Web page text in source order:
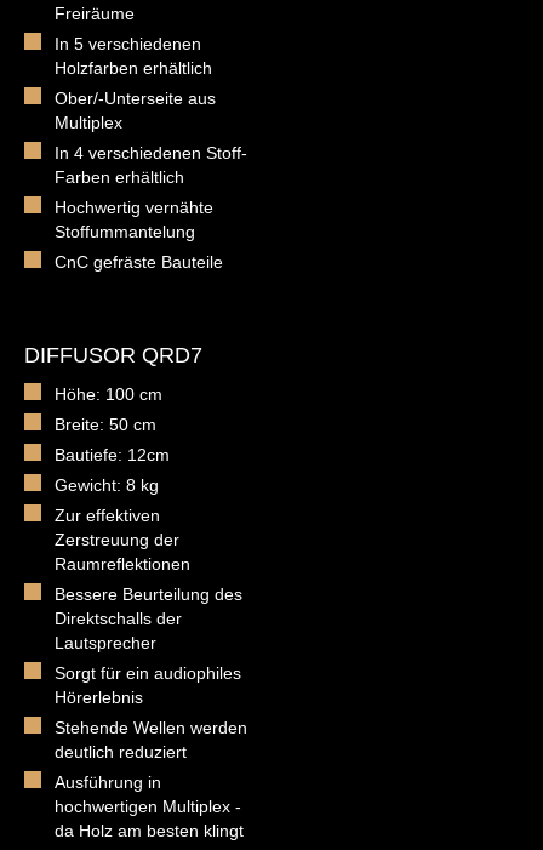
Freiräume
In 5 verschiedenen
Holzfarben erhältlich
Ober/-Unterseite aus
Multiplex
In 4 verschiedenen Stoff-
Farben erhältlich
Hochwertig vernähte
Stoffummantelung
CnC gefräste Bauteile
DIFFUSOR QRD7
Höhe: 100 cm
Breite: 50 cm
Bautiefe: 12cm
Gewicht: 8 kg
Zur effektiven
Zerstreuung der
Raumreflektionen
Bessere Beurteilung des
Direktschalls der
Lautsprecher
Sorgt für ein audiophiles
Hörerlebnis
Stehende Wellen werden
deutlich reduziert
Ausführung in
hochwertigen Multiplex -
da Holz am besten klingt